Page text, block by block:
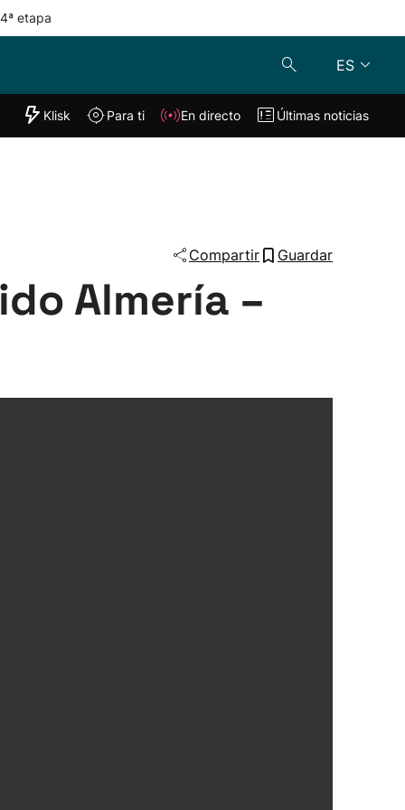
etapa
ES
"Helmuga"
Klisk En directo
Klisk Para ti En directo Últimas noticias
Compartir Guardar
Almería –